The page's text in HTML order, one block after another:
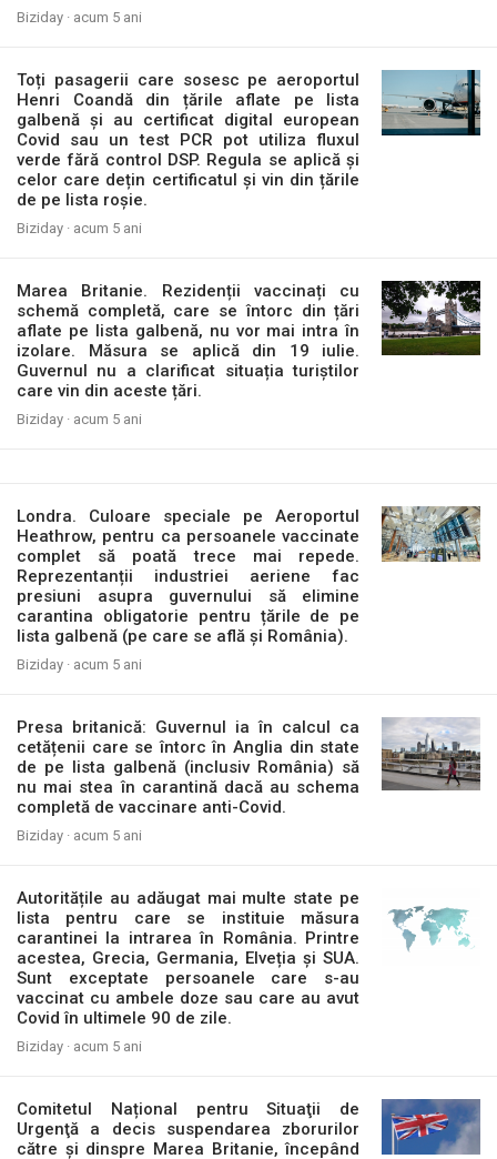
Biziday · acum 5 ani
Toți pasagerii care sosesc pe aeroportul
Henri Coandă din țările aflate pe lista
galbenă și au certificat digital european
Covid sau un test PCR pot utiliza fluxul
verde fără control DSP. Regula se aplică și
celor care dețin certificatul și vin din țările
de pe lista roșie.
Biziday · acum 5 ani
Marea Britanie. Rezidenții vaccinați cu
schemă completă, care se întorc din țări
aflate pe lista galbenă, nu vor mai intra în
izolare. Măsura se aplică din 19 iulie.
Guvernul nu a clarificat situația turiștilor
care vin din aceste țări.
Biziday · acum 5 ani
Londra. Culoare speciale pe Aeroportul
Heathrow, pentru ca persoanele vaccinate
complet să poată trece mai repede.
Reprezentanții industriei aeriene fac
presiuni asupra guvernului să elimine
carantina obligatorie pentru țările de pe
lista galbenă (pe care se află și România).
Biziday · acum 5 ani
Presa britanică: Guvernul ia în calcul ca
cetățenii care se întorc în Anglia din state
de pe lista galbenă (inclusiv România) să
nu mai stea în carantină dacă au schema
completă de vaccinare anti-Covid.
Biziday · acum 5 ani
Autoritățile au adăugat mai multe state pe
lista pentru care se instituie măsura
carantinei la intrarea în România. Printre
acestea, Grecia, Germania, Elveția și SUA.
Sunt exceptate persoanele care s-au
vaccinat cu ambele doze sau care au avut
Covid în ultimele 90 de zile.
Biziday · acum 5 ani
Comitetul Național pentru Situaţii de
Urgenţă a decis suspendarea zborurilor
către și dinspre Marea Britanie, începând